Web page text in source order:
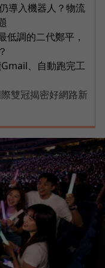
導入機器人？物流
低調的二代鄭平，
、自動跑完工
雙冠揭密好網路新